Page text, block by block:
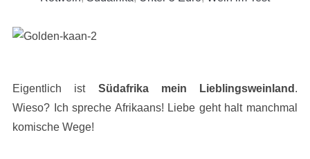
Eigentlich ist Südafrika mein Lieblingsweinland .
Wieso? Ich spreche Afrikaans! Liebe geht halt manchmal
komische Wege!